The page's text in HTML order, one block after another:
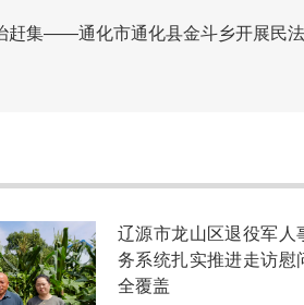
赶集——通化市通化县金斗乡开展民
辽源市龙山区退役军人
务系统扎实推进走访慰
全覆盖